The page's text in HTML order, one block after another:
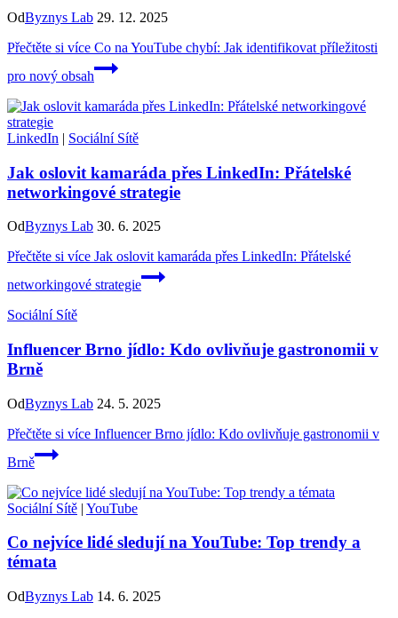
OdByznys Lab 29. 12. 2025
Přečtěte si více Co na YouTube chybí: Jak identifikovat příležitosti
pro nový obsah
LinkedIn | Sociální Sítě
Jak oslovit kamaráda přes LinkedIn: Přátelské
networkingové strategie
OdByznys Lab 30. 6. 2025
Přečtěte si více Jak oslovit kamaráda přes LinkedIn: Přátelské
networkingové strategie
Sociální Sítě
Influencer Brno jídlo: Kdo ovlivňuje gastronomii v
Brně
OdByznys Lab 24. 5. 2025
Přečtěte si více Influencer Brno jídlo: Kdo ovlivňuje gastronomii v
Brně
Sociální Sítě | YouTube
Co nejvíce lidé sledují na YouTube: Top trendy a
témata
OdByznys Lab 14. 6. 2025